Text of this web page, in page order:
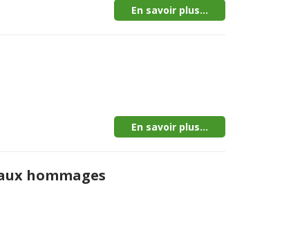
En savoir plus...
En savoir plus...
hommages